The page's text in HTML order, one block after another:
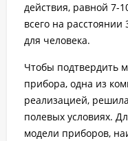
действия, равной 7-
всего на
для человека.
Чтобы подтвердить
прибора, одна из
реализацией,
полевых условиях.
модели приборов,